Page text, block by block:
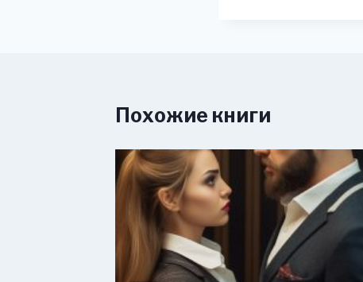
Похожие книги